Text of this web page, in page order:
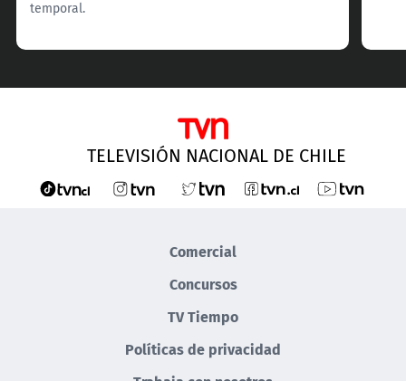
temporal.
TELEVISIÓN NACIONAL DE CHILE
Comercial
Concursos
TV Tiempo
Políticas de privacidad